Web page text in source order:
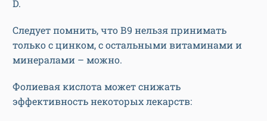
D.
Следует помнить, что В9 нельзя принимать
только с цинком, с остальными витаминами и
минералами – можно.
Фолиевая кислота может снижать
эффективность некоторых лекарств: